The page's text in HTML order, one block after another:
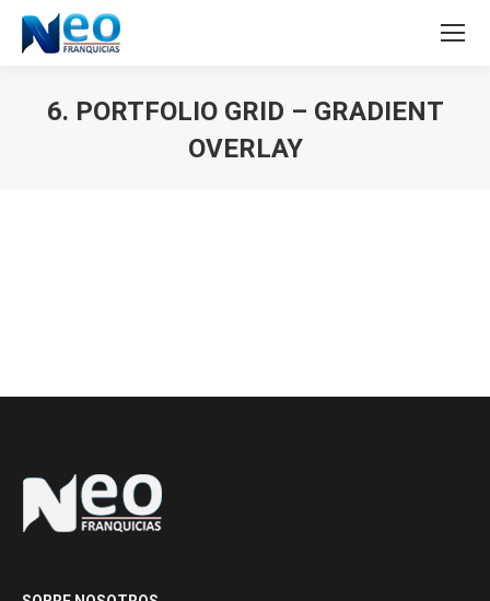
6. PORTFOLIO GRID – GRADIENT
OVERLAY